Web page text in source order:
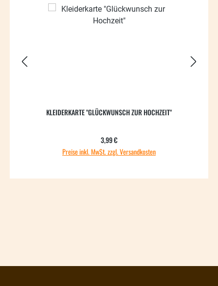
KLEIDERKARTE "GLÜCKWUNSCH ZUR HOCHZEIT"
Regulärer Preis:
3,99 €
Preise inkl. MwSt. zzgl. Versandkosten